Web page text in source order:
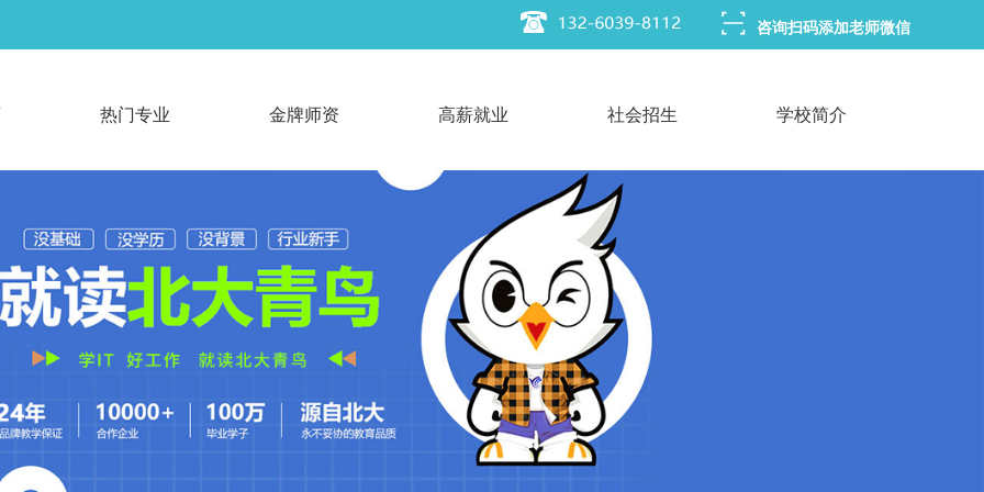
咨询扫码添加老师微信
热门专业 金牌师资 高薪就业 社会招生 学校简介